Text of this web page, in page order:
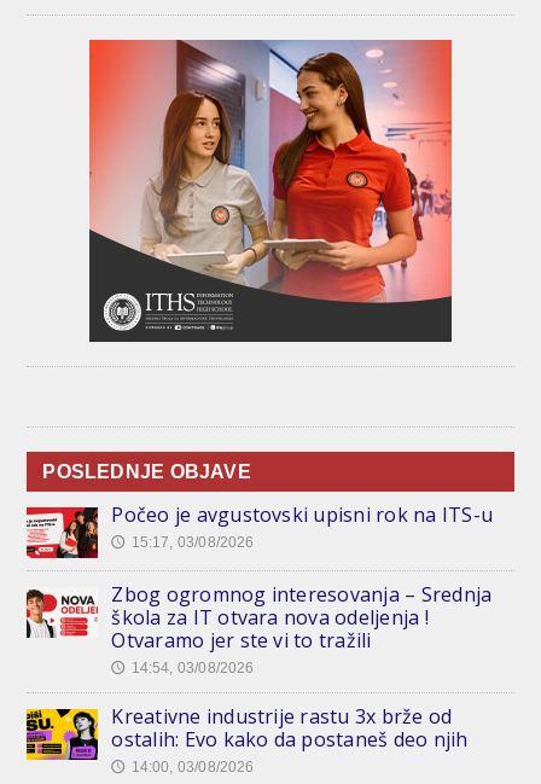
POSLEDNJE OBJAVE
Počeo je avgustovski upisni rok na ITS-u
🕔 15:17, 03/08/2026
Zbog ogromnog interesovanja – Srednja
škola za IT otvara nova odeljenja !
Otvaramo jer ste vi to tražili
🕔 14:54, 03/08/2026
Kreativne industrije rastu 3x brže od
ostalih: Evo kako da postaneš deo njih
🕔 14:00, 03/08/2026